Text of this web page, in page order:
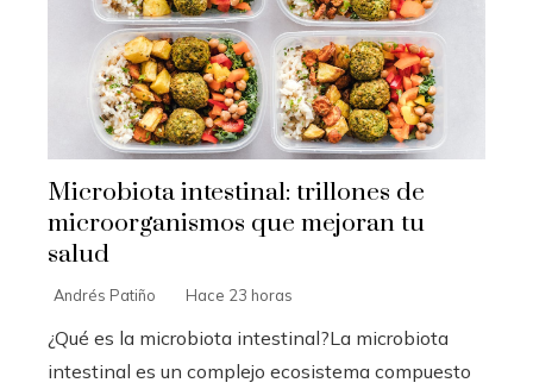
Microbiota intestinal: trillones de
microorganismos que mejoran tu
salud
Andrés Patiño Hace 23 horas
¿Qué es la microbiota intestinal?La microbiota
intestinal es un complejo ecosistema compuesto